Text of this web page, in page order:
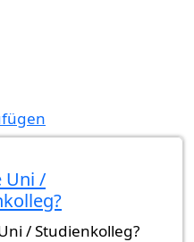
Uni /
/ Studienkolleg?